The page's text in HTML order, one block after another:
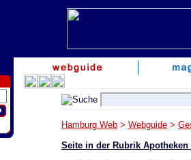
Hamburg Web > Webguide >
Seite in der Rubrik